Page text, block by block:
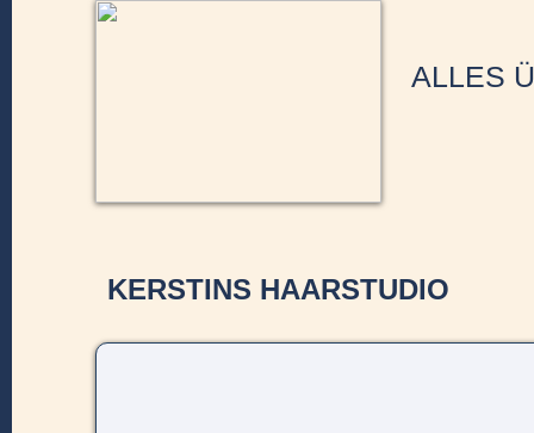
ALLES
KERSTINS HAARSTUDIO